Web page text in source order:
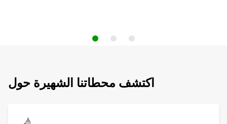
اكتشف محطاتنا الشهيرة حول